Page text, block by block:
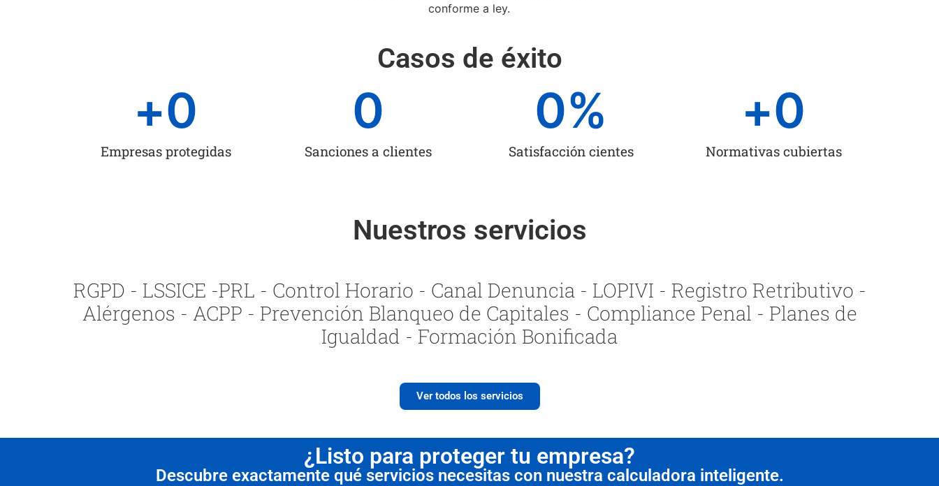
conforme a ley.
Casos de éxito
Empresas protegidas
+0
Sanciones a clientes
0
Satisfacción cientes
0%
Normativas cubiertas
+0
Nuestros servicios
RGPD - LSSICE -PRL - Control Horario - Canal Denuncia - LOPIVI - Registro Retributivo -
Alérgenos - ACPP - Prevención Blanqueo de Capitales - Compliance Penal - Planes de
Igualdad - Formación Bonificada
Ver todos los servicios
¿Listo para proteger tu empresa?
Descubre exactamente qué servicios necesitas con nuestra calculadora inteligente.